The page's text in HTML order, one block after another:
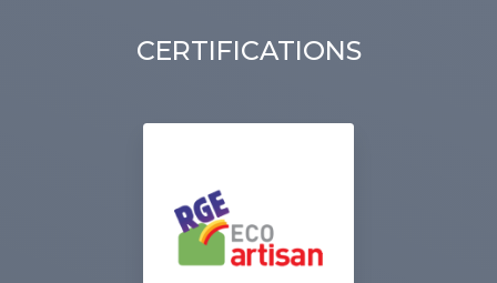
CERTIFICATIONS